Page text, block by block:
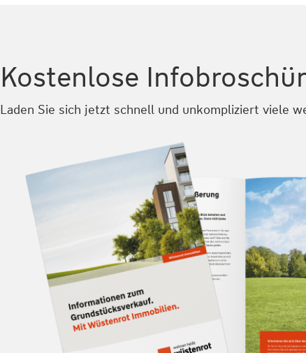
Kostenlose
Laden Sie sich jetzt schnell und unkompliziert viele